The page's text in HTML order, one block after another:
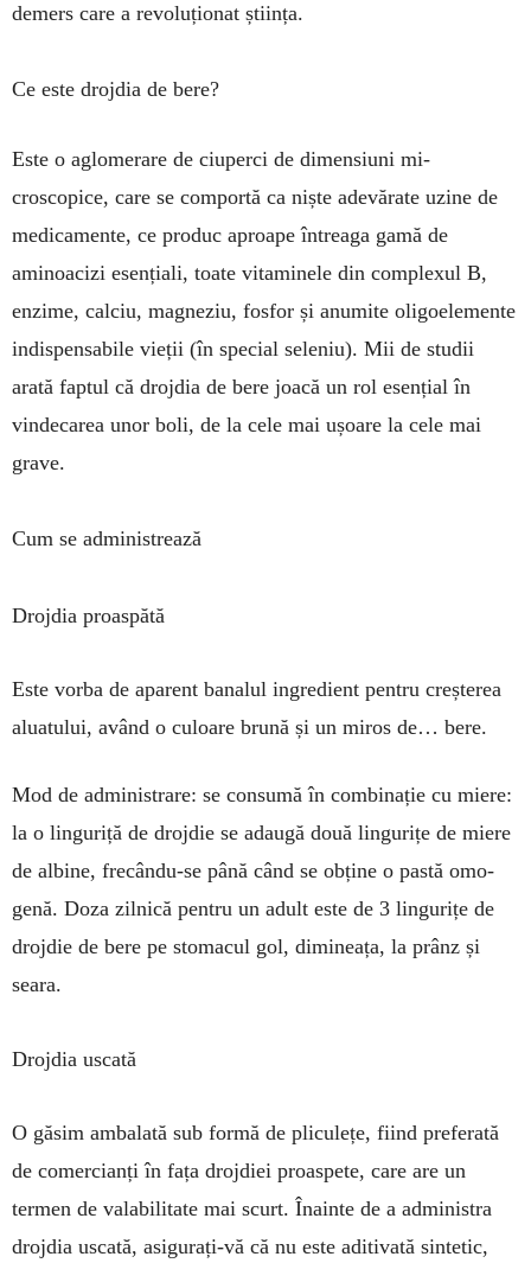
demers care a revoluționat știința.
Ce este drojdia de bere?
Este o aglomerare de ciuperci de di­men­siuni mi­
croscopice, care se com­por­tă ca niște adevărate uzine de
medi­ca­mente, ce produc aproape întreaga gamă de
aminoacizi esențiali, toate vitaminele din complexul B,
enzime, calciu, magneziu, fosfor și anumite oligoelemente
indispensabile vie­ții (în special seleniu). Mii de studii
arată faptul că droj­dia de bere joacă un rol esențial în
vindecarea unor boli, de la cele mai ușoare la cele mai
grave.
Cum se administrează
Drojdia proaspătă
Este vorba de aparent ba­nalul ingredient pentru creș­terea
aluatului, având o culoare brună și un miros de… bere.
Mod de administrare: se con­sumă în com­binație cu miere:
la o linguriță de drojdie se adau­gă două lingurițe de miere
de albine, fre­cându-se până când se obține o pastă omo­
genă. Doza zilnică pentru un adult este de 3 lingurițe de
drojdie de bere pe stomacul gol, dimi­neața, la prânz și
seara.
Drojdia uscată
O găsim ambalată sub formă de pli­culețe, fiind preferată
de co­mer­cianți în fața droj­diei proas­pete, care are un
termen de valabilitate mai scurt. Înain­te de a ad­mi­nistra
drojdia uscată, asigurați-vă că nu este aditivată sintetic,